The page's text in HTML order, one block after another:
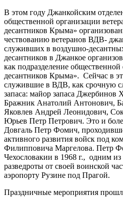
В этом году Джанкойским
общественной организации
десантников Крыма»
чествованию ветеранов ВДВ-
служивших в воздушно-
десантников в Джанкое
как подразделение
десантников Крыма». Сейчас в
служившие в ВДВ, как срочную
запаса: майор запаса Джербинов
Бражник Анатолий Антонович,
Яковлев Андрей Леонидович,
Юрьев Петр Петрович. Это и
Довгаль Петр Фомич,
активного развития войск под
Филипповича Маргелова. Петр
Чехословакии в 1968 г., одним из
разведроты от своей воинской
аэропорту Рузине под Прагой.
Праздничные мероприятия